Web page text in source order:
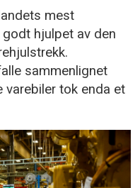
mest
hjulpet av den
sammenlignet
varebiler tok enda et